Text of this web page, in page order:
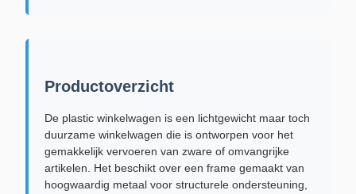
Productoverzicht
De plastic winkelwagen is een lichtgewicht maar toch
duurzame winkelwagen die is ontworpen voor het
gemakkelijk vervoeren van zware of omvangrijke
artikelen. Het beschikt over een frame gemaakt van
hoogwaardig metaal voor structurele ondersteuning,